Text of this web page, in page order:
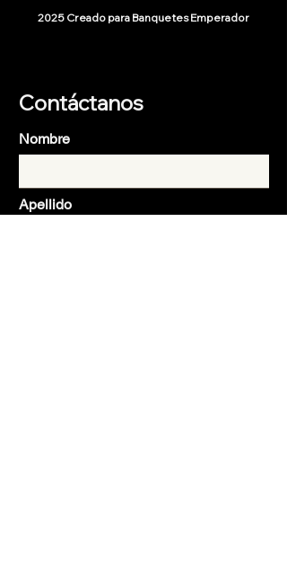
2025 Creado para Banquetes Emperador
Contáctanos
Nombre
Apellido